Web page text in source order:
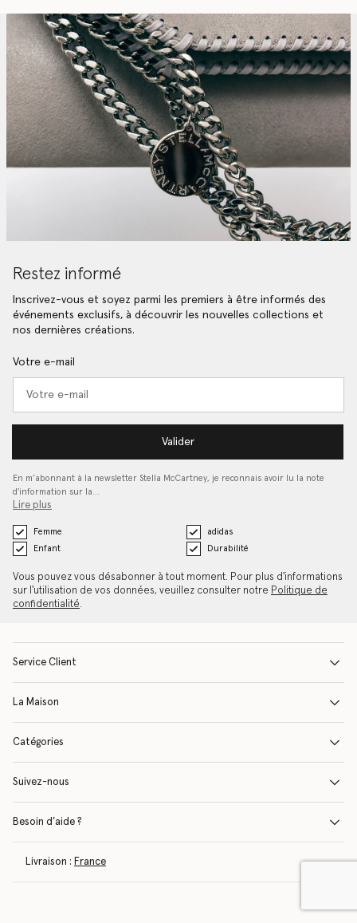
Restez informé
Inscrivez-vous et soyez parmi les premiers à être informés des
événements exclusifs, à découvrir les nouvelles collections et
nos dernières créations.
Votre e-mail
Valider
En m’abonnant à la newsletter Stella McCartney, je reconnais avoir lu la note
d'information sur la…
Lire plus
Femme
adidas
Enfant
Durabilité
Vous pouvez vous désabonner à tout moment. Pour plus d'informations
sur l'utilisation de vos données, veuillez consulter notre Politique de
confidentialité.
Service Client
La Maison
Catégories
Suivez-nous
Besoin d’aide ?
Livraison : France